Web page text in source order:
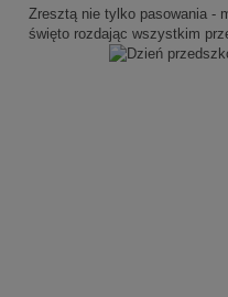
Zresztą nie tylko pasowania -
święto rozdając wszystkim